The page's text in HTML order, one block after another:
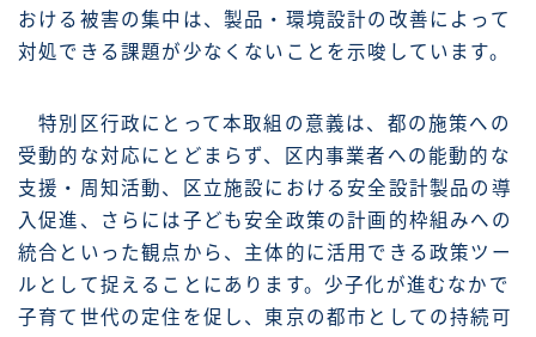
おける被害の集中は、製品・環境設計の改善によって
対処できる課題が少なくないことを示唆しています。
特別区行政にとって本取組の意義は、都の施策への
受動的な対応にとどまらず、区内事業者への能動的な
支援・周知活動、区立施設における安全設計製品の導
入促進、さらには子ども安全政策の計画的枠組みへの
統合といった観点から、主体的に活用できる政策ツー
ルとして捉えることにあります。少子化が進むなかで
子育て世代の定住を促し、東京の都市としての持続可